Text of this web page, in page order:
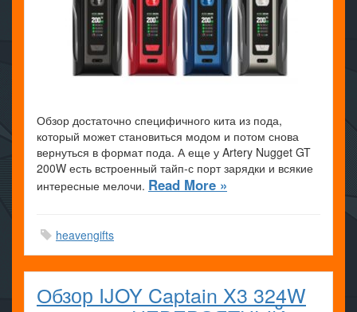
Обзор достаточно специфичного кита из пода,
который может становиться модом и потом снова
вернуться в формат пода. А еще у Artery Nugget GT
200W есть встроенный тайп-с порт зарядки и всякие
интересные мелочи. Read More »
heavengifts
Обзор IJOY Captain X3 324W